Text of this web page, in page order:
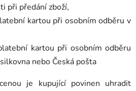
při předání zboží,
kartou při osobním odběru v
kartou při osobním odběru
nebo Česká pošta
je kupující povinen uhradit